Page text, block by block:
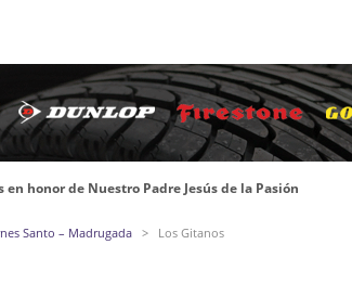
honor de Nuestro Padre Jesús de la Pasión
Señor ante el paso de Nuestra Señora de la
Santo – Madrugada > Los Gitanos